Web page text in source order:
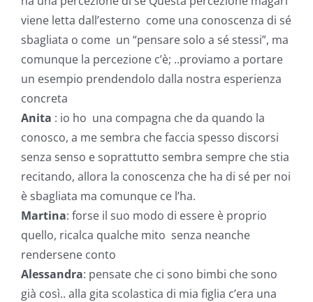
viene letta dall’esterno come una conoscenza di sé
sbagliata o come un “pensare solo a sé stessi”, ma
comunque la percezione c’è; ..proviamo a portare
un esempio prendendolo dalla nostra esperienza
concreta
Anita : io ho una compagna che da quando la
conosco, a me sembra che faccia spesso discorsi
senza senso e soprattutto sembra sempre che stia
recitando, allora la conoscenza che ha di sé per noi
è sbagliata ma comunque ce l’ha.
Martina: forse il suo modo di essere è proprio
quello, ricalca qualche mito senza neanche
rendersene conto
Alessandra: pensate che ci sono bimbi che sono
già così.. alla gita scolastica di mia figlia c’era una